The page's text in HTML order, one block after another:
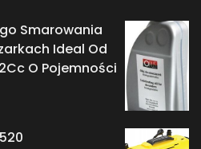
Smarowania
Ideal Od
O Pojemności